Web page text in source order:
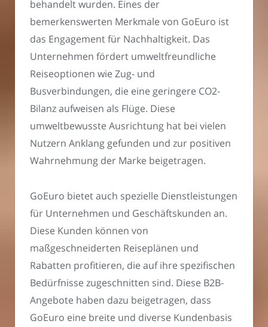
behandelt wurden. Eines der
bemerkenswerten Merkmale von GoEuro ist
das Engagement für Nachhaltigkeit. Das
Unternehmen fördert umweltfreundliche
Reiseoptionen wie Zug- und
Busverbindungen, die eine geringere CO2-
Bilanz aufweisen als Flüge. Diese
umweltbewusste Ausrichtung hat bei vielen
Nutzern Anklang gefunden und zur positiven
Wahrnehmung der Marke beigetragen.
GoEuro bietet auch spezielle Dienstleistungen
für Unternehmen und Geschäftskunden an.
Diese Kunden können von
maßgeschneiderten Reiseplänen und
Rabatten profitieren, die auf ihre spezifischen
Bedürfnisse zugeschnitten sind. Diese B2B-
Angebote haben dazu beigetragen, dass
GoEuro eine breite und diverse Kundenbasis